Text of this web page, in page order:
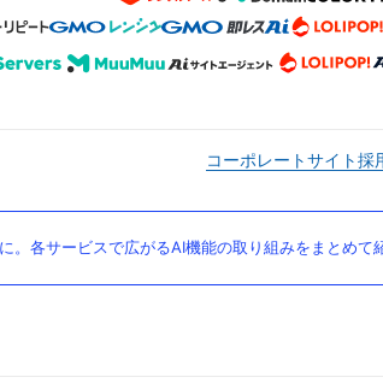
コーポレートサイト採
。各サービスで広がるAI機能の取り組みをまとめて